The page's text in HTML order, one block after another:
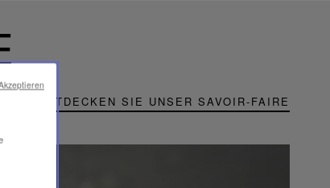
ENTDECKEN SIE UNSER SAVOIR-FAIRE